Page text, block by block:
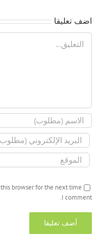
اضف تعليقا
تعليق
browser for the next time
I comment.